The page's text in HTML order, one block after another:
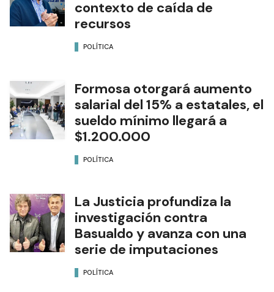
contexto de caída de
recursos
POLÍTICA
Formosa otorgará aumento
salarial del 15% a estatales, el
sueldo mínimo llegará a
$1.200.000
POLÍTICA
La Justicia profundiza la
investigación contra
Basualdo y avanza con una
serie de imputaciones
POLÍTICA